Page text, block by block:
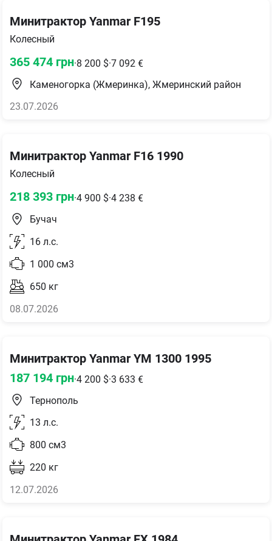
Минитрактор Yanmar F195
Колесный
365 474 грн·8 200 $·7 092 €
Каменогорка (Жмеринка), Жмеринский район
23.07.2026
Минитрактор Yanmar F16 1990
Колесный
218 393 грн·4 900 $·4 238 €
Бучач
16 л.с.
1 000 см3
650 кг
08.07.2026
Минитрактор Yanmar YM 1300 1995
187 194 грн·4 200 $·3 633 €
Тернополь
13 л.с.
800 см3
220 кг
12.07.2026